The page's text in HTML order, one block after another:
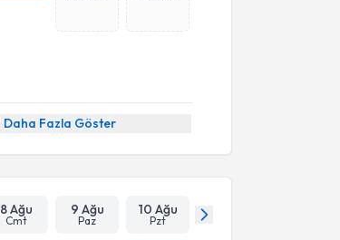
Daha Fazla Göster
8 Ağu
Cmt
9 Ağu
Paz
10 Ağu
Pzt